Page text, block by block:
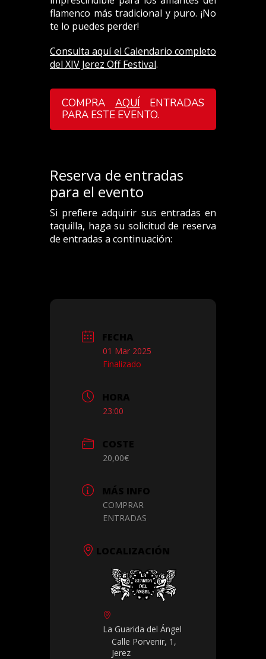
flamenco más tradicional y puro. ¡No
te lo puedes perder!
Consulta aquí el Calendario completo
del XIV Jerez Off Festival.
COMPRA AQUÍ ENTRADAS
PARA ESTE EVENTO.
Reserva de entradas
para el evento
Si prefiere adquirir sus entradas en
taquilla, haga su solicitud de reserva
de entradas a continuación:
FECHA
01 Mar 2025
Finalizado
HORA
23:00
COSTE
20,00€
MÁS INFO
COMPRAR
ENTRADAS
LOCALIZACIÓN
La Guarida del Ángel
Calle Porvenir, 1,
Jerez